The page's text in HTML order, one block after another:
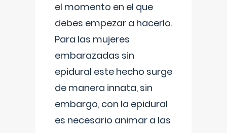
el momento en el que
debes empezar a hacerlo.
Para las mujeres
embarazadas sin
epidural este hecho surge
de manera innata, sin
embargo, con la epidural
es necesario animar a las